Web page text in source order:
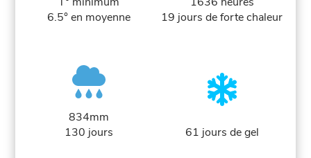
6.5° en moyenne
19 jours de forte chaleur
834mm
130 jours
61 jours de gel